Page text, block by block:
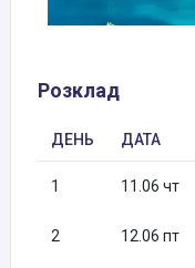
Розклад
ДЕНЬ ДАТА
1 11.06 чт
2 12.06 пт